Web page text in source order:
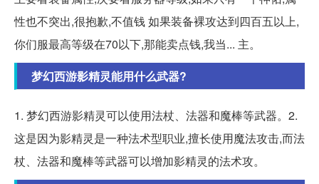
性也不突出,很抱歉,不值钱 如果装备裸攻达到四百五以上,
你们服最高等级在70以下,那能卖点钱,我当... 主。
梦幻西游影精灵能用什么武器?
1. 梦幻西游影精灵可以使用法杖、法器和魔棒等武器。2.
这是因为影精灵是一种法术型职业,擅长使用魔法攻击,而法
杖、法器和魔棒等武器可以增加影精灵的法术攻。